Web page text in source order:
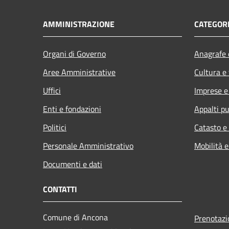
AMMINISTRAZIONE
Organi di Governo
Aree Amministrative
Uffici
Enti e fondazioni
Politici
Personale Amministrativo
Documenti e dati
Cultura
Imprese
Appalti
Catasto
Mobilità
CONTATTI
Comune di Ancona